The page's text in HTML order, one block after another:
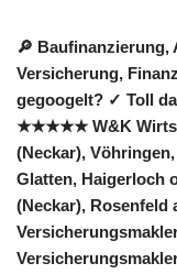
🔎 Baufinanzierung,
Versicherung,
gegoogelt? ✓ Toll
★★★★★ W&K
(Neckar),
Glatten, Haigerloch
(Neckar), Rosenfeld